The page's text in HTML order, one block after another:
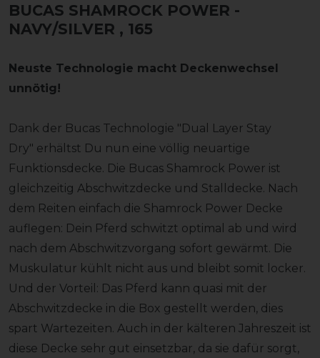
BUCAS SHAMROCK POWER -
NAVY/SILVER , 165
Neuste Technologie macht Deckenwechsel
unnötig!
Dank der Bucas Technologie "Dual Layer Stay
Dry" erhältst Du nun eine völlig neuartige
Funktionsdecke. Die Bucas Shamrock Power ist
gleichzeitig Abschwitzdecke und Stalldecke. Nach
dem Reiten einfach die Shamrock Power Decke
auflegen: Dein Pferd schwitzt optimal ab und wird
nach dem Abschwitzvorgang sofort gewärmt. Die
Muskulatur kühlt nicht aus und bleibt somit locker.
Und der Vorteil: Das Pferd kann quasi mit der
Abschwitzdecke in die Box gestellt werden, dies
spart Wartezeiten. Auch in der kälteren Jahreszeit ist
diese Decke sehr gut einsetzbar, da sie dafür sorgt,